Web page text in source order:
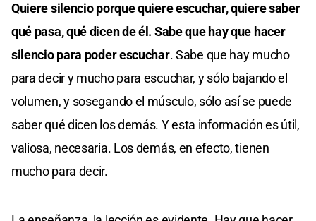
Quiere silencio porque quiere escuchar, quiere saber
qué pasa, qué dicen de él. Sabe que hay que hacer
silencio para poder escuchar. Sabe que hay mucho
para decir y mucho para escuchar, y sólo bajando el
volumen, y sosegando el músculo, sólo así se puede
saber qué dicen los demás. Y esta información es útil,
valiosa, necesaria. Los demás, en efecto, tienen
mucho para decir.